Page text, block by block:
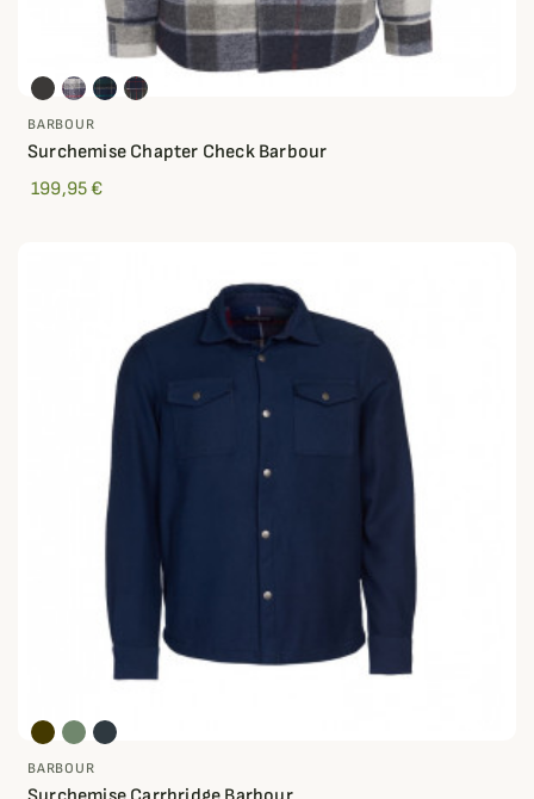
BARBOUR
Surchemise Chapter Check Barbour
199,95 €
BARBOUR